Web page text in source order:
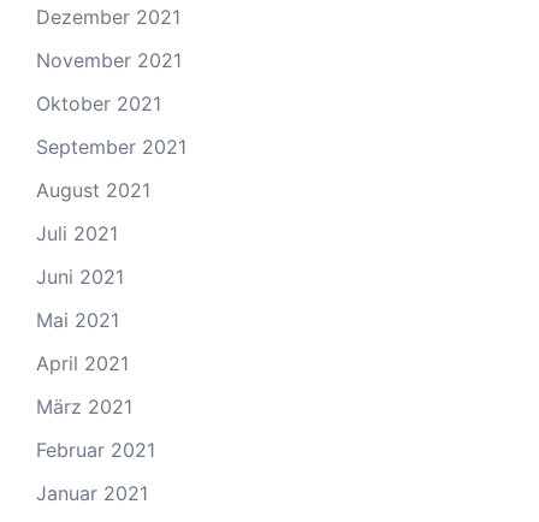
Dezember 2021
November 2021
Oktober 2021
September 2021
August 2021
Juli 2021
Juni 2021
Mai 2021
April 2021
März 2021
Februar 2021
Januar 2021